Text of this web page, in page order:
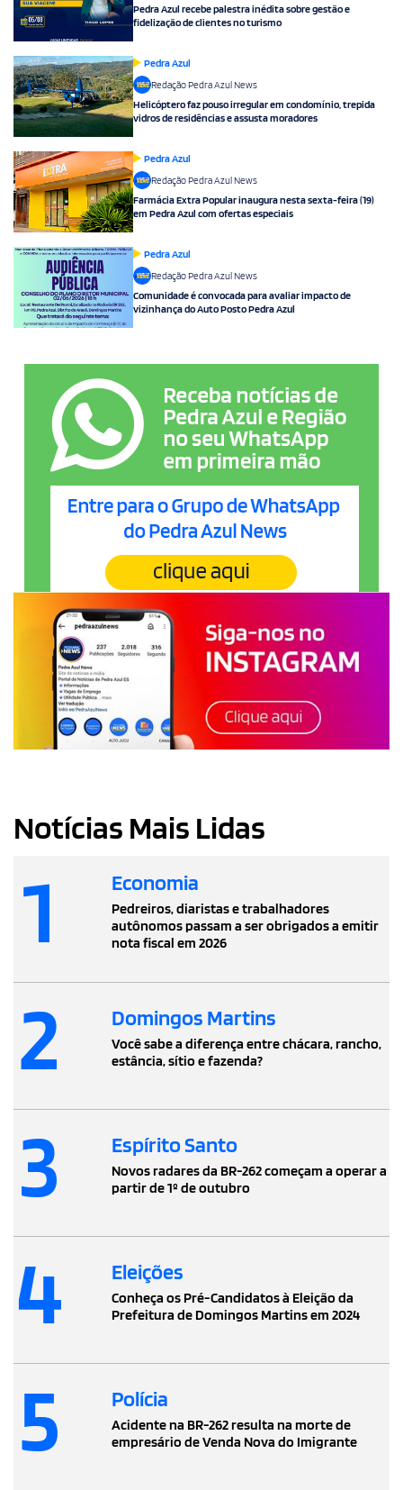
Pedra Azul recebe palestra inédita sobre gestão e
fidelização de clientes no turismo
Pedra Azul
Redação Pedra Azul News
Helicóptero faz pouso irregular em condomínio, trepida
vidros de residências e assusta moradores
Pedra Azul
Redação Pedra Azul News
Farmácia Extra Popular inaugura nesta sexta-feira (19)
em Pedra Azul com ofertas especiais
Pedra Azul
Redação Pedra Azul News
Comunidade é convocada para avaliar impacto de
vizinhança do Auto Posto Pedra Azul
Notícias Mais Lidas
1 Economia
Pedreiros, diaristas e trabalhadores
autônomos passam a ser obrigados a emitir
nota fiscal em 2026
2 Domingos Martins
Você sabe a diferença entre chácara, rancho,
estância, sítio e fazenda?
3 Espírito Santo
Novos radares da BR-262 começam a operar a
partir de 1º de outubro
4 Eleições
Conheça os Pré-Candidatos à Eleição da
Prefeitura de Domingos Martins em 2024
5 Polícia
Acidente na BR-262 resulta na morte de
empresário de Venda Nova do Imigrante